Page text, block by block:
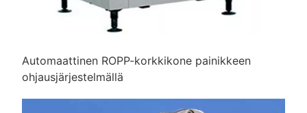
Automaattinen ROPP-korkkikone painikkeen
ohjausjärjestelmällä